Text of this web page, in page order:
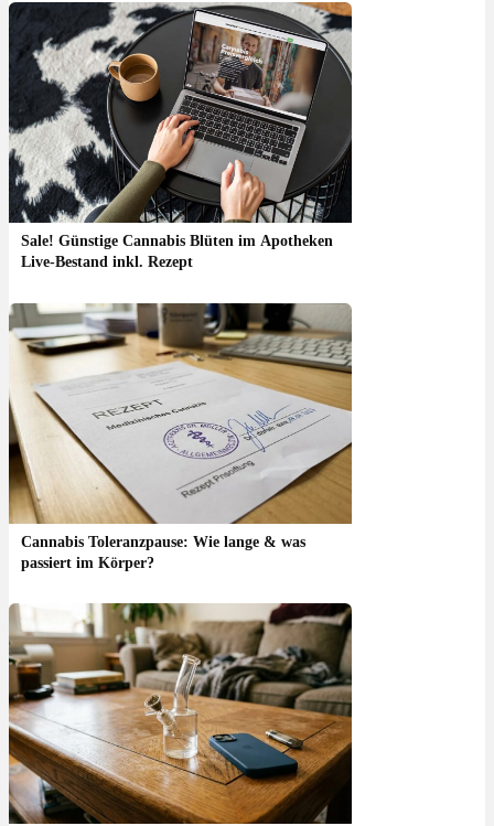
Sale! Günstige Cannabis Blüten im Apotheken
Live-Bestand inkl. Rezept
Cannabis Toleranzpause: Wie lange & was
passiert im Körper?